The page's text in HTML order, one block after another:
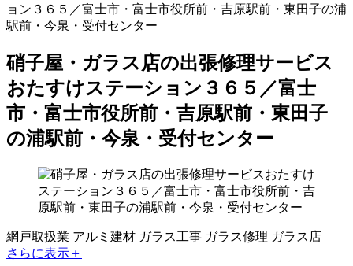
ョン３６５／富士市・富士市役所前・吉原駅前・東田子の浦
駅前・今泉・受付センター
硝子屋・ガラス店の出張修理サービス
おたすけステーション３６５／富士
市・富士市役所前・吉原駅前・東田子
の浦駅前・今泉・受付センター
網戸取扱業 アルミ建材 ガラス工事 ガラス修理 ガラス店
さらに表示＋